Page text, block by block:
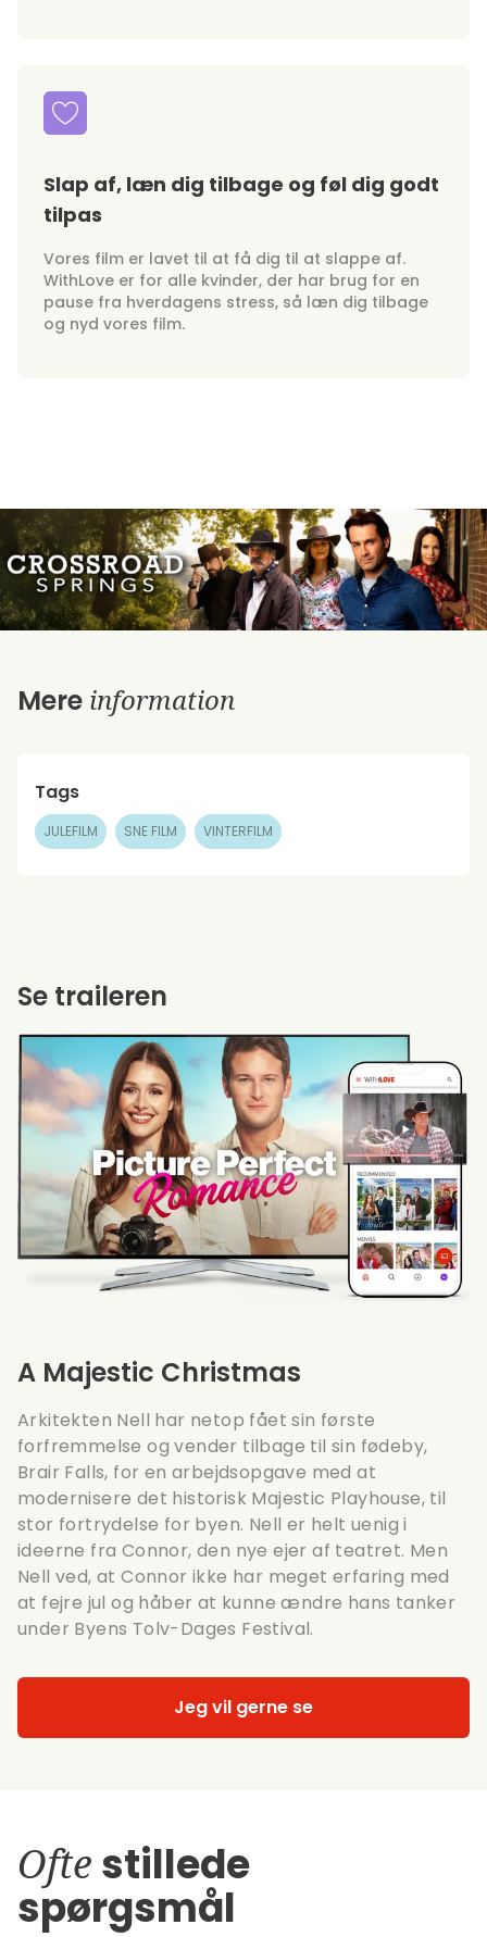
Slap af, læn dig tilbage og føl dig godt
tilpas
Vores film er lavet til at få dig til at slappe af.
WithLove er for alle kvinder, der har brug for en
pause fra hverdagens stress, så læn dig tilbage
og nyd vores film.
Mere information
Tags
JULEFILM SNE FILM VINTERFILM
A Majestic Christmas
Arkitekten Nell har netop fået sin første
forfremmelse og vender tilbage til sin fødeby,
Brair Falls, for en arbejdsopgave med at
modernisere det historisk Majestic Playhouse, til
stor fortrydelse for byen. Nell er helt uenig i
ideerne fra Connor, den nye ejer af teatret. Men
Nell ved, at Connor ikke har meget erfaring med
at fejre jul og håber at kunne ændre hans tanker
under Byens Tolv-Dages Festival.
Jeg vil gerne se
Se traileren
Ofte stillede
spørgsmål